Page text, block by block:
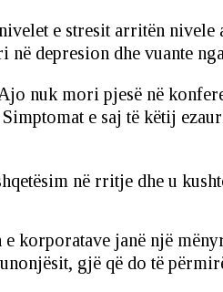
e stresit arritën
depresion dhe vuante
nuk mori pjesë në
e saj të këtij
në rritje dhe u
korporatave janë një
gjë që do të